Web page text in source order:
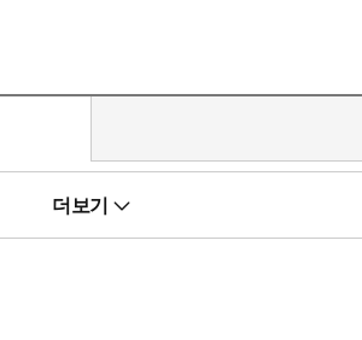
사는 두 천재의 출현으로 큰 전기를 맞으
더보기